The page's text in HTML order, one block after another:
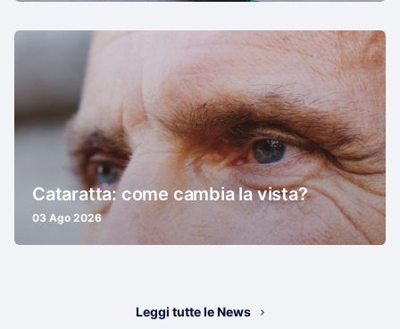
Cataratta: come cambia la vista?
03 Ago 2026
Leggi tutte le News